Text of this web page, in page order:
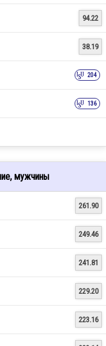
94.22
38.19
204
136
мужчины
261.90
249.46
241.81
229.20
223.16